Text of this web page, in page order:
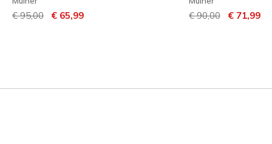
Preço com desconto de
€ 95,00 para
€ 65,99 Preço com
€ 90,00para
€ 71,99